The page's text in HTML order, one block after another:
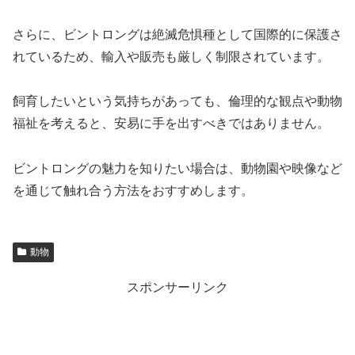
さらに、ビントロングは絶滅危惧種として国際的に保護さ
れているため、輸入や販売も厳しく制限されています。
飼育したいという気持ちがあっても、倫理的な観点や動物
福祉を考えると、安易に手を出すべきではありません。
ビントロングの魅力を知りたい場合は、動物園や映像など
を通じて触れ合う方法をおすすめします。
動物
スポンサーリンク